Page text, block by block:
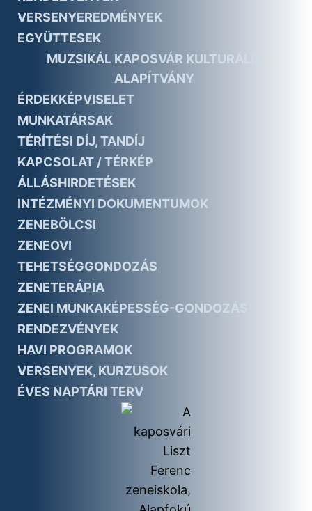
VERSENYEREDMÉNYEK
EGYÜTTESEK
MUZSIKÁL KAPOSVÁR KULTURÁLIS
ALAPÍTVÁNY
ÉRDEKKÉPVISELET
MUNKATÁRSAK
TÉRÍTÉSI DÍJ, TANDÍJ
KAPCSOLAT / TÉRKÉP
ÁLLÁSHIRDETÉSEK
INTÉZMÉNYI DOKUMENTUMOK
ZENEBÖLCSI
ZENEOVI
TEHETSÉGGONDOZÁS
ZENETERÁPIA
ZENEI MUNKAKÉPESSÉG-GONDOZÁS
RENDEZVÉNYEK
HAVI PROGRAMOK
VERSENYEK, KURZUSOK
ÉVES NAPTÁRI TERV